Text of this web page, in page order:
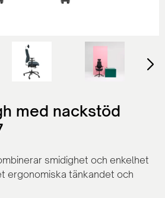
med nackstöd
smidighet och enkelhet
ergonomiska tänkandet och